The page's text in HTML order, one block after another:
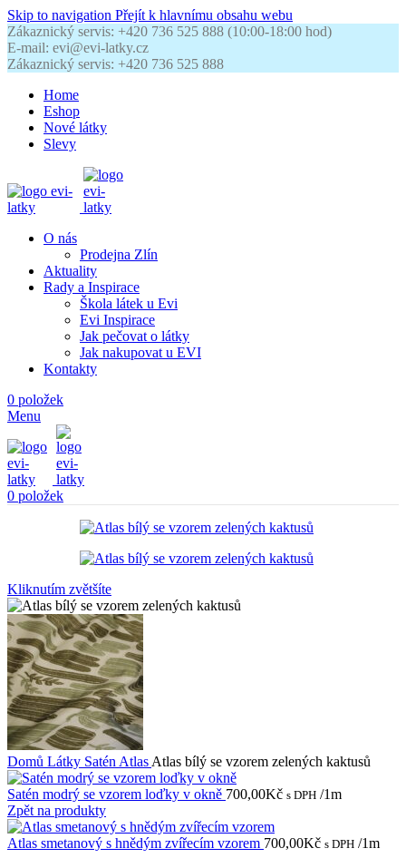
Skip to navigation Přejít k hlavnímu obsahu webu
Zákaznický servis: +420 736 525 888 (10:00-18:00 hod)
E-mail: evi@evi-latky.cz
Zákaznický servis: +420 736 525 888
Home
Eshop
Nové látky
Slevy
O nás
Prodejna Zlín
Aktuality
Rady a Inspirace
Škola látek u Evi
Evi Inspirace
Jak pečovat o látky
Jak nakupovat u EVI
Kontakty
0 položek
Menu
0 položek
Kliknutím zvětšíte
Domů Látky Satén Atlas Atlas bílý se vzorem zelených kaktusů
Satén modrý se vzorem loďky v okně 700,00Kč s DPH /1m
Zpět na produkty
Atlas smetanový s hnědým zvířecím vzorem 700,00Kč s DPH /1m